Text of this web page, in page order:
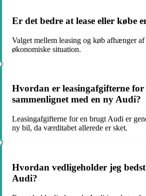
Er det bedre at lease eller købe
Valget mellem leasing og køb afhænger
økonomiske situation.
Hvordan er leasingafgifterne
sammenlignet med en ny Audi?
Leasingafgifterne for en brugt Audi er
ny bil, da værditabet allerede er sket.
Hvordan vedligeholder jeg
Audi?